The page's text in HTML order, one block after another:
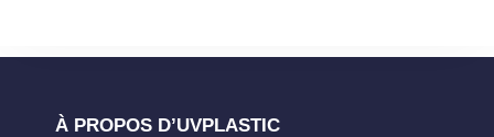
À PROPOS D’UVPLASTIC